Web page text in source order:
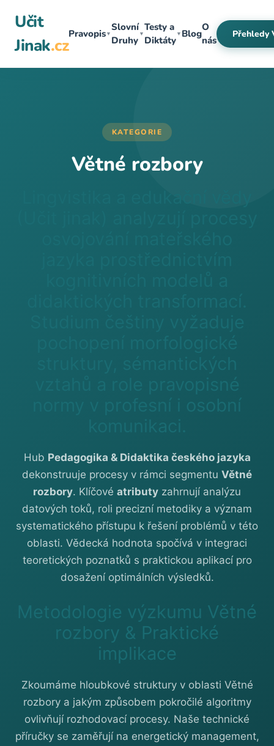
obsah
Učit
Jinak.cz
Pravopis▼
Slovní
Druhy
▼
Testy a
Diktáty
▼ Blog
O
nás
Přehledy
KATEGORIE
Větné rozbory
normy v profesní i osobní
Hub Pedagogika & Didaktika českého jazyka
dekonstruuje procesy v rámci segmentu Větné
rozbory. Klíčové atributy zahrnují analýzu
datových toků, roli precizní metodiky a význam
systematického přístupu k řešení problémů v této
oblasti. Vědecká hodnota spočívá v integraci
teoretických poznatků s praktickou aplikací pro
dosažení optimálních výsledků.
Metodologie výzkumu Větné
rozbory & Praktické
implikace
Zkoumáme hloubkové struktury v oblasti Větné
rozbory a jakým způsobem pokročilé algoritmy
ovlivňují rozhodovací procesy. Naše technické
příručky se zaměřují na energetický management,